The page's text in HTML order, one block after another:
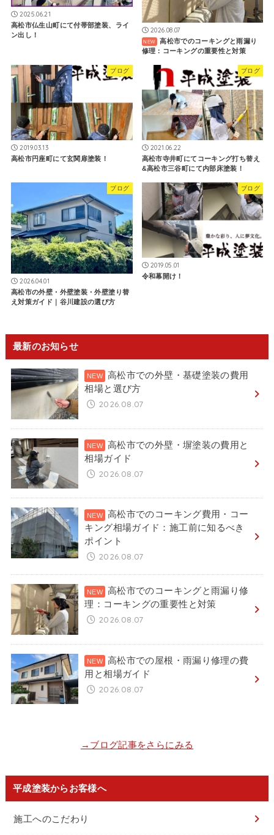
2025.06.21
高松市仏生山町にて付帯部塗装、ライ
ン出し！
2026.08.07
高松市でのコーキングと雨漏り
修理：コーキングの重要性と対策
ブログ
2019.03.13
高松市円座町にて玄関扉塗装！
ブログ
2021.06.22
高松市寺井町にてコーキング打ち替え
&高松市三谷町にて内部床塗装！
ブログ
2026.04.01
高松市の外壁・外壁塗装・外壁塗り替
え対策ガイド｜谷川建設の選び方
ブログ
2019.05.01
令和幕開け！
最新のお知らせ
高松市での外壁・基礎塗装の費用
相場と選び方
2026.08.07
高松市での外壁・塀塗装の費用と
相場ガイド
2026.08.07
高松市でのコーキング費用・コー
キング相場ガイド：施工前に知るべき
ポイント
2026.08.07
高松市でのコーキングと雨漏り修
理：コーキングの重要性と対策
2026.08.07
高松市での屋根・雨漏り修理の費
用と相場ガイド
2026.08.07
→ブログ記事をさらにみる
平成塗装からお客様へ
施工へのこだわり